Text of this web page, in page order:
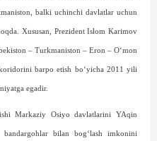
balki uchinchi davlatlar uchun
Xususan, Prezident Islom Karimov
– Turkmaniston – Eron – O‘mon
barpo etish bo‘yicha 2011 yili
egadir.
Markaziy Osiyo davlatlarini YAqin
bilan bog‘lash imkonini